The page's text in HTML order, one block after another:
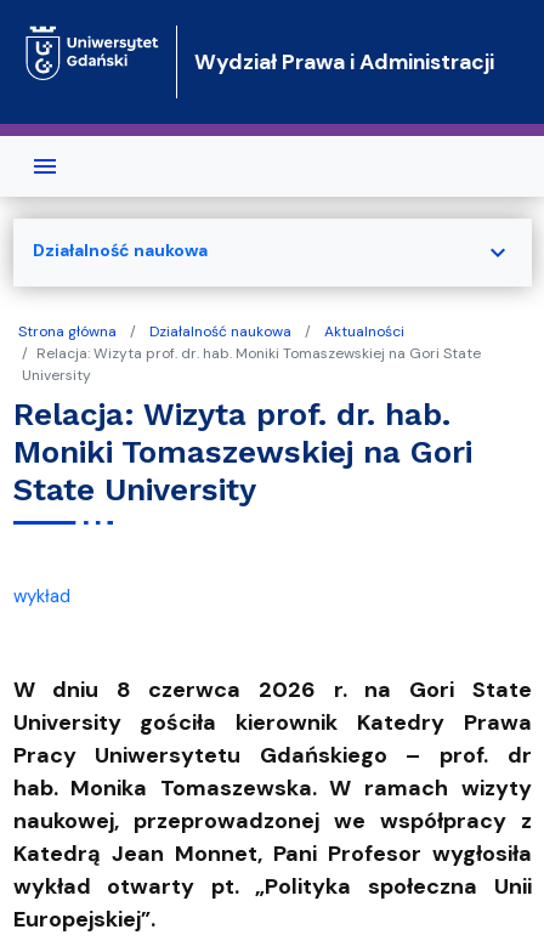
Wydział Prawa i Administracji
Strona główna Działalność naukowa
Aktualności
Relacja: Wizyta prof. dr. hab. Moniki Tomaszewskiej na Gori State
University
Relacja: Wizyta prof. dr. hab.
Moniki Tomaszewskiej na Gori
State University
wykład
W dniu 8 czerwca 2026 r. na Gori State
University gościła kierownik Katedry Prawa
Pracy Uniwersytetu Gdańskiego – prof. dr
hab. Monika Tomaszewska. W ramach wizyty
naukowej, przeprowadzonej we współpracy z
Katedrą Jean Monnet, Pani Profesor wygłosiła
wykład otwarty pt. „Polityka społeczna Unii
Europejskiej”.
Działalność naukowa expand_more